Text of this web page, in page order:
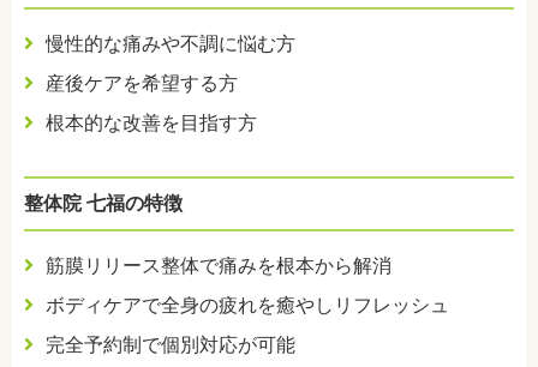
慢性的な痛みや不調に悩む方
産後ケアを希望する方
根本的な改善を目指す方
整体院 七福の特徴
筋膜リリース整体で痛みを根本から解消
ボディケアで全身の疲れを癒やしリフレッシュ
完全予約制で個別対応が可能